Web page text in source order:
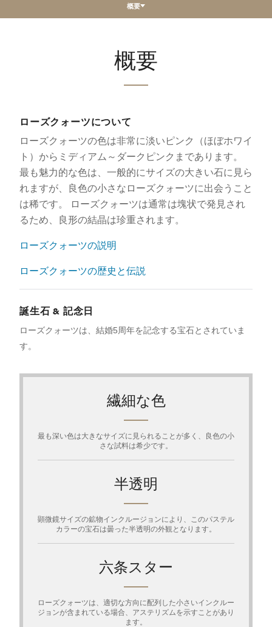
概要
概要
ローズクォーツについて
ローズクォーツの色は非常に淡いピンク（ほぼホワイ
ト）からミディアム～ダークピンクまであります。
最も魅力的な色は​​、一般的にサイズの大きい石に見ら
れますが、良色の小さなローズクォーツに出会うこと
は稀です。 ローズクォーツは通常は塊状で発見され
るため、良形の結晶は珍重されます。
ローズクォーツの説明
ローズクォーツの歴史と伝説
誕生石 & 記念日
ローズクォーツは、結婚5周年を記念する宝石とされていま
す。
繊細な色
最も深い色は大きなサイズに見られることが多く、良色の小
さな試料は希少です。
半透明
顕微鏡サイズの鉱物インクルージョンにより、このパステル
カラーの宝石は曇った半透明の外観となります。
六条スター
ローズクォーツは、適切な方向に配列した小さいインクルー
ジョンが含まれている場合、アステリズムを示すことがあり
ます。